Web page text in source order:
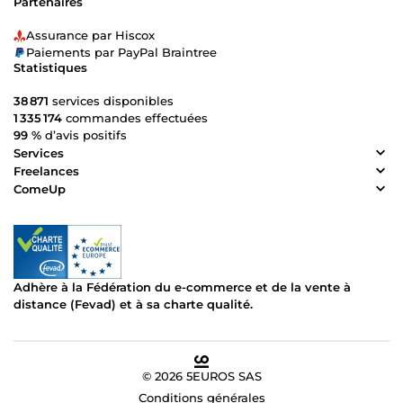
Assurance par Hiscox
Paiements par PayPal Braintree
Statistiques
38 871 services disponibles
1 335 174 commandes effectuées
99 % d’avis positifs
Services
Freelances
ComeUp
Adhère à la Fédération du e-commerce et de la vente à
distance (Fevad) et à sa charte qualité.
© 2026 5EUROS SAS
Conditions générales